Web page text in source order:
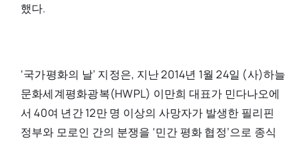
했다.
‘국가평화의 날’ 지정은, 지난 2014년 1월 24일 (사)하늘
문화세계평화광복(HWPL) 이만희 대표가 민다나오에
서 40여 년간 12만 명 이상의 사망자가 발생한 필리핀
정부와 모로인 간의 분쟁을 ‘민간 평화 협정’으로 종식